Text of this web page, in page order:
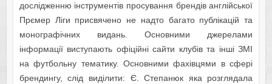
дослідженню інструментів просування брендів англійської
Прємер Ліги присвячено не надто багато публікацій та
монографічних видань. Основними джерелами
інформації виступають офіційні сайти клубів та інші ЗМІ
на футбольну тематику. Основними фахівцями в сфері
брендингу, слід виділити: Є. Степанюк яка розглядала